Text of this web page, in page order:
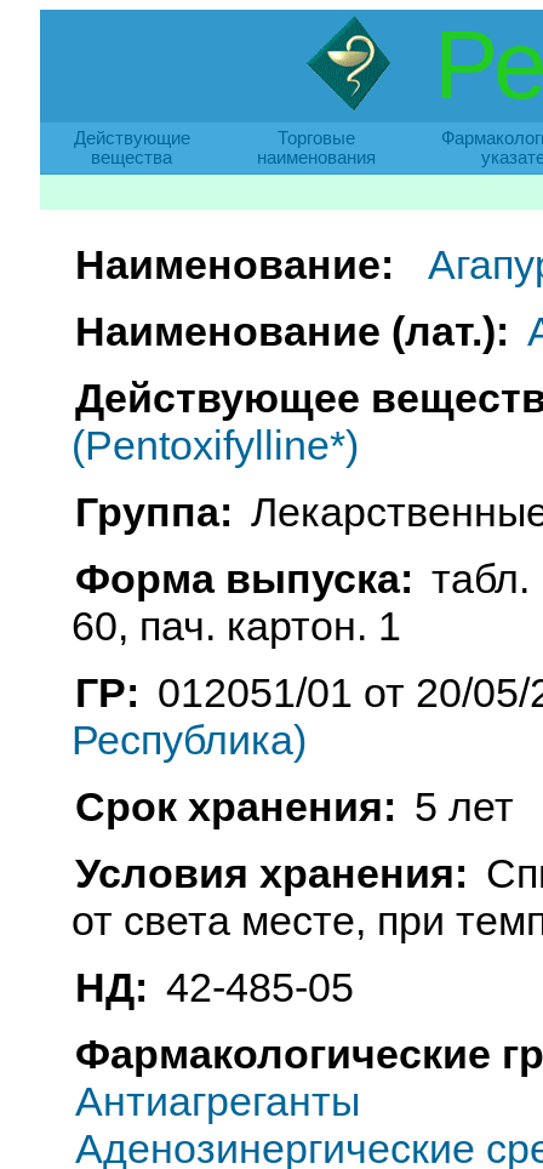
Действующие
вещества
Торговые
наименования
Наименование:
Наименование (лат.):
Действующее
(Pentoxifylline*)
Группа:
Форма выпуска: табл.
60, пач. картон. 1
ГР: 012051/01 от 20/
Республика)
Срок хранения: 5 лет
Условия хранения:
от света месте, при
НД: 42-485-05
Фармакологические
Антиагреганты
Аденозинергические